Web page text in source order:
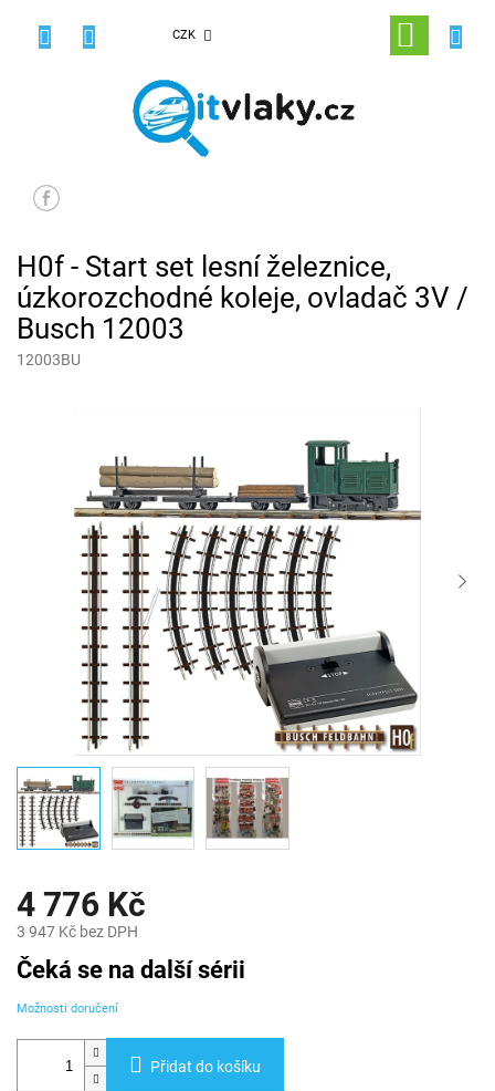
CZK
NÁKUPNÍ
KOŠÍK
H0f - Start set lesní železnice,
úzkorozchodné koleje, ovladač 3V /
Busch 12003
12003BU
4 776 Kč
3 947 Kč bez DPH
Měrná
cena:
Čeká se na další sérii
Možnosti doručení
Přidat do košíku